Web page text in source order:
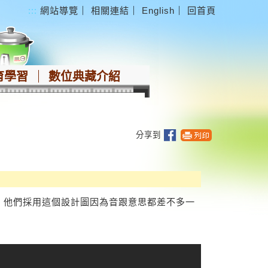
::: 網站導覽 相關連結 English 回首頁
學習 數位典藏介紹
分享到
們採用這個設計圖因為音跟意思都差不多一